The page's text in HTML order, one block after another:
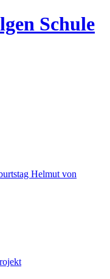
Helmut von